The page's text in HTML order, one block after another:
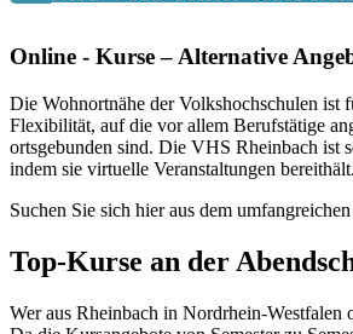
Online - Kurse – Alternative
Die Wohnortnähe der Volkshochschulen ist
Flexibilität, auf die vor allem Berufstätige
ortsgebunden sind. Die VHS Rheinbach ist
indem sie virtuelle Veranstaltungen bereithält.
Suchen Sie sich hier aus dem
Top-Kurse an der
Wer aus Rheinbach in Nordrhein-Westfalen